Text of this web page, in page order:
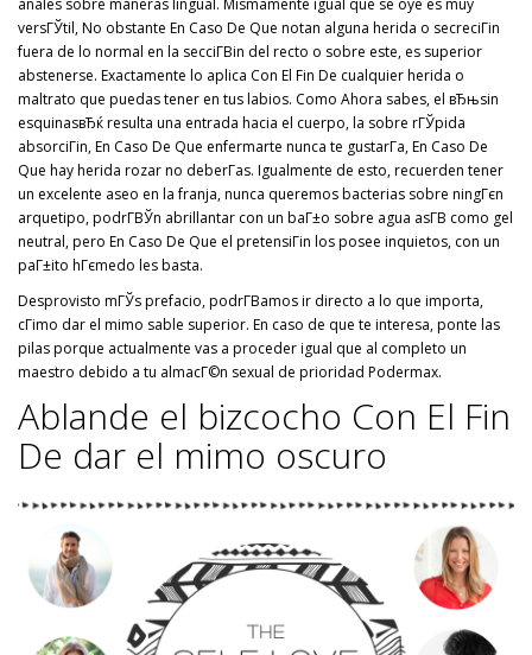
versГЎtil, No obstante En Caso De Que notan alguna herida o secreciГіn
fuera de lo normal en la secciГ­Віn del recto o sobre este, es superior
abstenerse. Exactamente lo aplica Con El Fin De cualquier herida o
maltrato que puedas tener en tus labios. Como Ahora sabes, el вЂњsin
esquinasвЂќ resulta una entrada hacia el cuerpo, la sobre rГЎpida
absorciГіn, En Caso De Que enfermarte nunca te gustarГ­a, En Caso De
Que hay herida rozar no deberГ­as. Igualmente de esto, recuerden tener
un excelente aseo en la franja, nunca queremos bacterias sobre ningГєn
arquetipo, podrГ­ВЎn abrillantar con un baГ±o sobre agua asГ­В­ como gel
neutral, pero En Caso De Que el pretensiГіn los posee inquietos, con un
paГ±ito hГєmedo les basta.
Desprovisto mГЎs prefacio, podrГ­В­amos ir directo a lo que importa,
cГіmo dar el mimo sable superior. En caso de que te interesa, ponte las
pilas porque actualmente vas a proceder igual que al completo un
maestro debido a tu almacГ©n sexual de prioridad Podermax.
Ablande el bizcocho Con El Fin
De dar el mimo oscuro